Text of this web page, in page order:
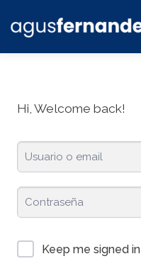
Hi, Welcome back!
Keep me signed in